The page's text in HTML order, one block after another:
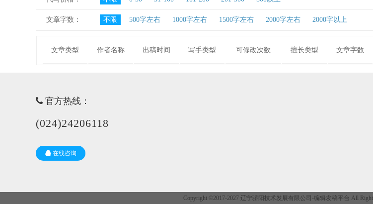
文章字数： 不限 500字左右 1000字左右 1500字左右 2000字左右 2000字以上
文章类型 作者名称 出稿时间 写手类型 可修改次数 擅长类型 文章字数
官方热线：
(024)24206118
在线咨询
Copyright ©2017-2027 辽宁骄阳技术发展有限公司-编辑发稿平台 All